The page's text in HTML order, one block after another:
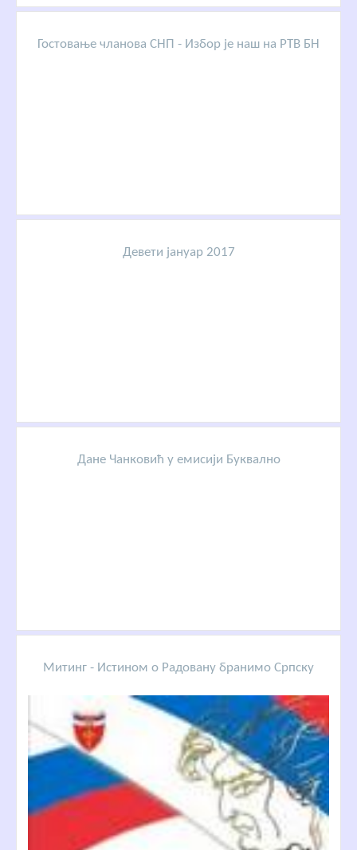
Гостовање чланова СНП - Избор је наш на РТВ БН
Девети јануар 2017
Дане Чанковић у емисији Буквално
Митинг - Истином о Радовану бранимо Српску